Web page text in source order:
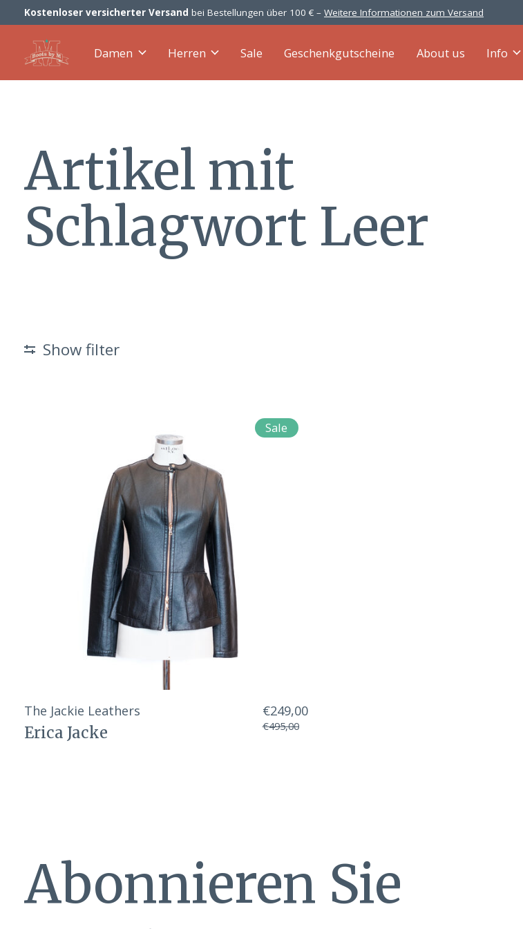
Kostenloser versicherter Versand bei Bestellungen über 100 € – Weitere Informationen zum Versand
Damen Herren Sale Geschenkgutscheine About us Info
Artikel mit
Schlagwort Leer
Show filter
Sale
The Jackie Leathers
Erica Jacke
€249,00
€495,00
Abonnieren Sie